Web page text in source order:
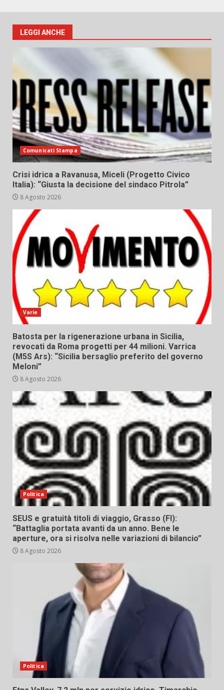
LEGGI ANCHE
Comunicati Stampa
Crisi idrica a Ravanusa, Miceli (Progetto Civico
Italia): “Giusta la decisione del sindaco Pitrola”
8 Agosto 2026
Varie
Batosta per la rigenerazione urbana in Sicilia,
revocati da Roma progetti per 44 milioni. Varrica
(M5S Ars): “Sicilia bersaglio preferito del governo
Meloni”
8 Agosto 2026
Politica
SEUS e gratuità titoli di viaggio, Grasso (FI):
“Battaglia portata avanti da un anno. Bene le
aperture, ora si risolva nelle variazioni di bilancio”
8 Agosto 2026
Politica